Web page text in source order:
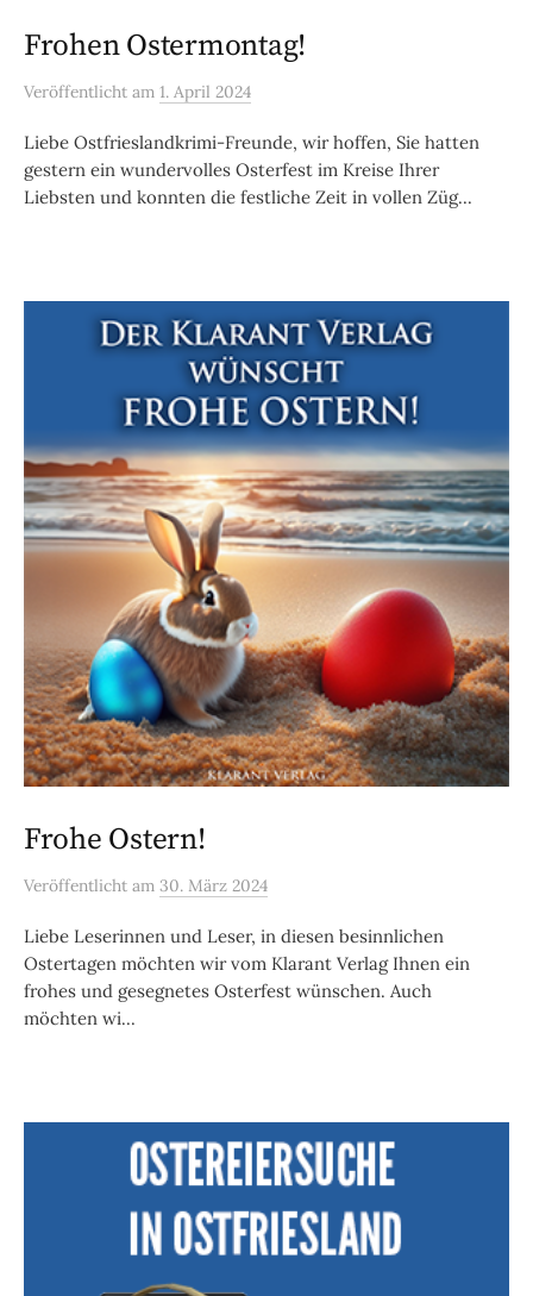
Frohen Ostermontag!
Veröffentlicht am 1. April 2024
Liebe Ostfrieslandkrimi-Freunde, wir hoffen, Sie hatten
gestern ein wundervolles Osterfest im Kreise Ihrer
Liebsten und konnten die festliche Zeit in vollen Züg...
Frohe Ostern!
Veröffentlicht am 30. März 2024
Liebe Leserinnen und Leser, in diesen besinnlichen
Ostertagen möchten wir vom Klarant Verlag Ihnen ein
frohes und gesegnetes Osterfest wünschen. Auch
möchten wi...